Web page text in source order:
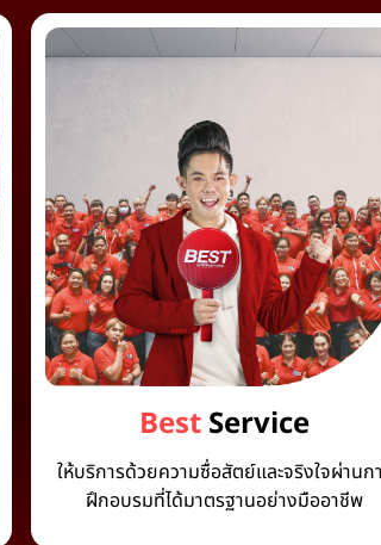
BestService
ให้บริการด้วยความซื่อสัตย์และจริงใจผ่านก
ฝึกอบรมที่ได้มาตรฐานอย่างมืออาชีพ